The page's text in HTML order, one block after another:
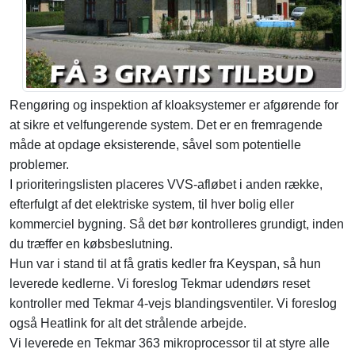
Rengøring og inspektion af kloaksystemer er afgørende for
at sikre et velfungerende system. Det er en fremragende
måde at opdage eksisterende, såvel som potentielle
problemer.
I prioriteringslisten placeres VVS-afløbet i anden række,
efterfulgt af det elektriske system, til hver bolig eller
kommerciel bygning. Så det bør kontrolleres grundigt, inden
du træffer en købsbeslutning.
Hun var i stand til at få gratis kedler fra Keyspan, så hun
leverede kedlerne. Vi foreslog Tekmar udendørs reset
kontroller med Tekmar 4-vejs blandingsventiler. Vi foreslog
også Heatlink for alt det strålende arbejde.
Vi leverede en Tekmar 363 mikroprocessor til at styre alle